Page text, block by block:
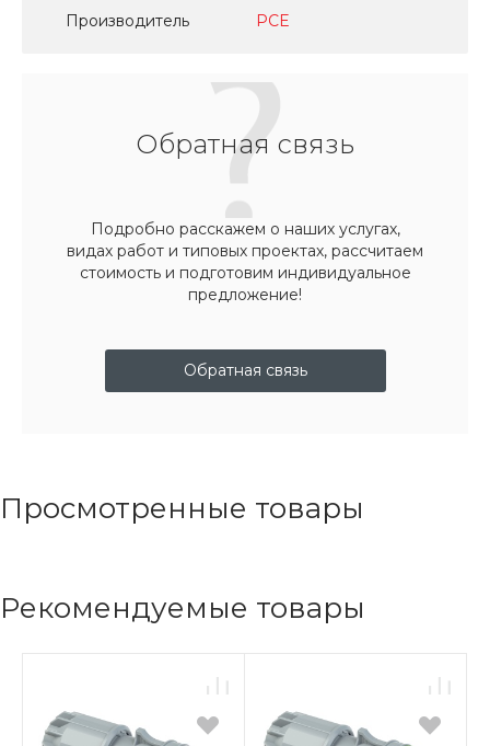
Производитель PCE
Обратная связь
Подробно расскажем о наших услугах,
видах работ и типовых проектах, рассчитаем
стоимость и подготовим индивидуальное
предложение!
Обратная связь
Просмотренные товары
Рекомендуемые товары